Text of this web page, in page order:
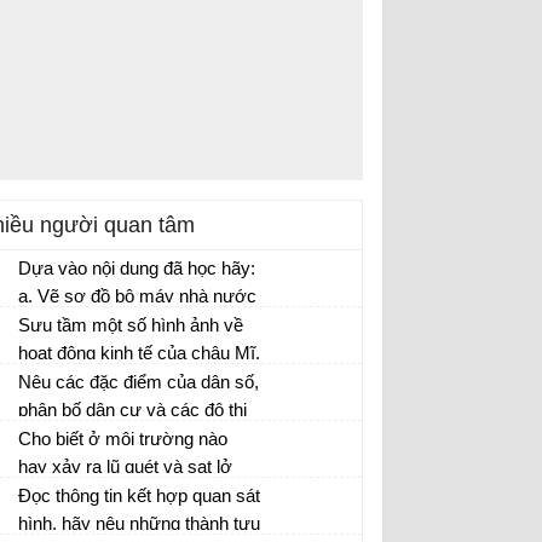
người quan tâm
Dựa vào nội dung đã học hãy:
a. Vẽ sơ đồ bộ máy nhà nước
thời Lê sơ b. Thông qua sơ đồ
nên nhận xét về nhà nước
thời Lê sơ so với nhà nước
thời Trần
Sưu tầm một số hình ảnh về
hoạt động kinh tế của châu Mĩ.
Nêu hiểu biết của em về
những hoạt động kinh tế đó.
Nêu các đặc điểm của dân số,
phân bố dân cư và các đô thị
hóa ở châu Âu
Cho biết ở môi trường nào
hay xảy ra lũ quét và sạt lở
đất. hãy luên hệ thực tế ở
nước ta.
Đọc thông tin kết hợp quan sát
hình, hãy nêu những thành tựu